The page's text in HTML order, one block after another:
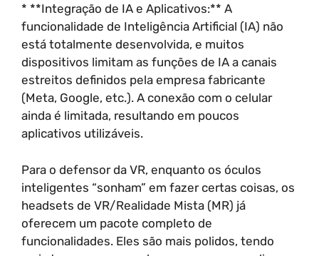
* **Integração de IA e Aplicativos:** A
funcionalidade de Inteligência Artificial (IA) não
está totalmente desenvolvida, e muitos
dispositivos limitam as funções de IA a canais
estreitos definidos pela empresa fabricante
(Meta, Google, etc.). A conexão com o celular
ainda é limitada, resultando em poucos
aplicativos utilizáveis.
Para o defensor da VR, enquanto os óculos
inteligentes “sonham” em fazer certas coisas, os
headsets de VR/Realidade Mista (MR) já
oferecem um pacote completo de
funcionalidades. Eles são mais polidos, tendo